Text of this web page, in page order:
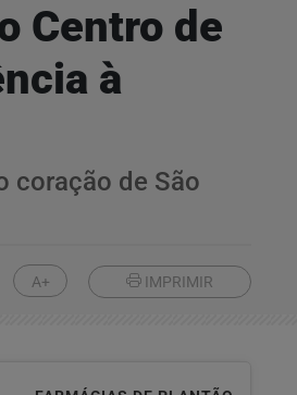
Centro de
à
coração de São
A+ IMPRIMIR